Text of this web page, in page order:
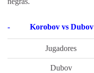
- Korobov vs Dubov
Jugadores
Dubov